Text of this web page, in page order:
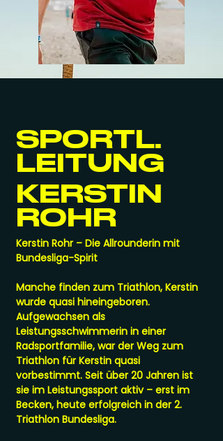
SPORTL.
LEITUNG
KERSTIN
ROHR
Kerstin Rohr – Die Allrounderin mit
Bundesliga-Spirit
Manche finden zum Triathlon, Kerstin
wurde quasi hineingeboren.
Aufgewachsen als
Leistungsschwimmerin in einer
Radsportfamilie, war der Weg zum
Triathlon für Kerstin quasi
vorbestimmt. Seit über 20 Jahren ist
sie im Leistungssport aktiv – erst im
Becken, heute erfolgreich in der 2.
Triathlon Bundesliga.